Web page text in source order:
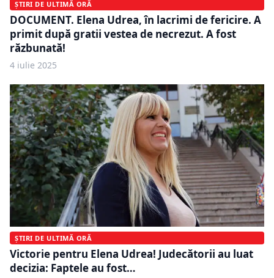
ȘTIRI DE ULTIMĂ ORĂ
DOCUMENT. Elena Udrea, în lacrimi de fericire. A
primit după gratii vestea de necrezut. A fost
răzbunată!
4 iulie 2025
ȘTIRI DE ULTIMĂ ORĂ
Victorie pentru Elena Udrea! Judecătorii au luat
decizia: Faptele au fost…